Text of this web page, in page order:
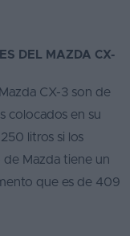
DEL MAZDA CX-
CX-3 son de
colocados en su
litros si los
Mazda tiene un
que es de 409